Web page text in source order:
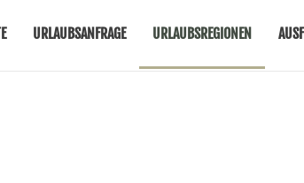
URLAUBSANFRAGE URLAUBSREGIONEN